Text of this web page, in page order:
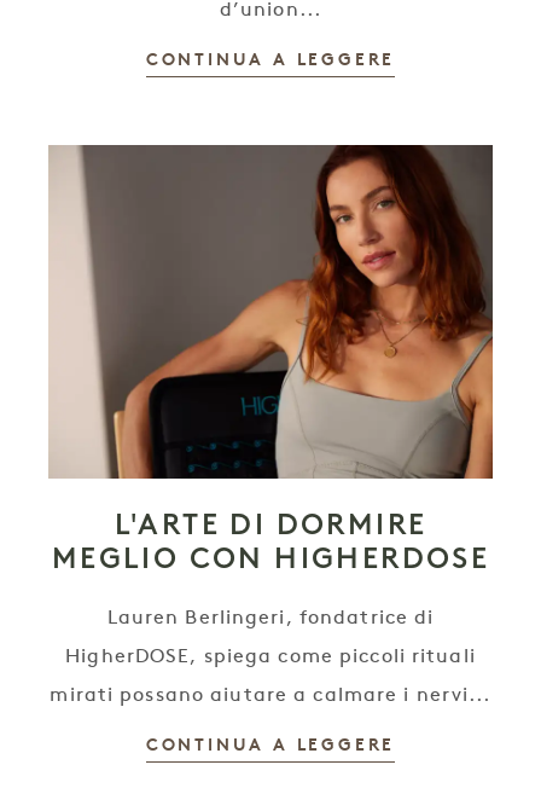
d’union...
CONTINUA A LEGGERE
L'ARTE DI DORMIRE
MEGLIO CON HIGHERDOSE
Lauren Berlingeri, fondatrice di
HigherDOSE, spiega come piccoli rituali
mirati possano aiutare a calmare i nervi...
CONTINUA A LEGGERE